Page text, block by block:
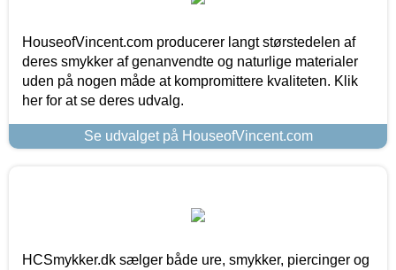
HouseofVincent.com producerer langt størstedelen af
deres smykker af genanvendte og naturlige materialer
uden på nogen måde at kompromittere kvaliteten. Klik
her for at se deres udvalg.
Se udvalget på HouseofVincent.com
HCSmykker.dk sælger både ure, smykker, piercinger og